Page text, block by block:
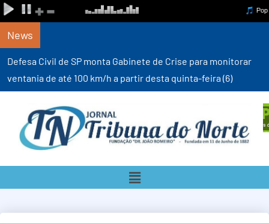
News
Defesa Civil de SP monta Gabinete de Crise para monitorar
ventania de até 100 km/h a partir desta quinta-feira (6)